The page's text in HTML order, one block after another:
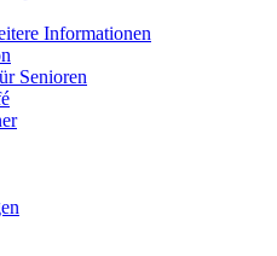
Informationen
Senioren